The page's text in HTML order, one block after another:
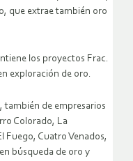
que extrae también oro
los proyectos Frac.
exploración de oro.
también de empresarios
Colorado, La
Fuego, Cuatro Venados,
búsqueda de oro y